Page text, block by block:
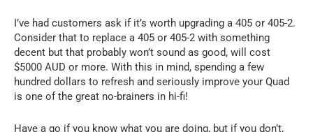
I’ve had customers ask if it’s worth upgrading a 405 or 405-2.
Consider that to replace a 405 or 405-2 with something
decent but that probably won’t sound as good, will cost
$5000 AUD or more. With this in mind, spending a few
hundred dollars to refresh and seriously improve your Quad
is one of the great no-brainers in hi-fi!
Have a go if you know what you are doing, but if you don’t,